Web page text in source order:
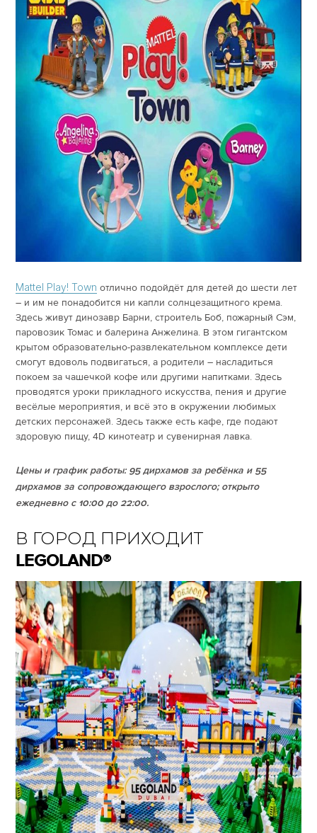
Mattel Play! Town отлично подойдёт для детей до шести лет
– и им не понадобится ни капли солнцезащитного крема.
Здесь живут динозавр Барни, строитель Боб, пожарный Сэм,
паровозик Томас и балерина Анжелина. В этом гигантском
крытом образовательно-развлекательном комплексе дети
смогут вдоволь подвигаться, а родители – насладиться
покоем за чашечкой кофе или другими напитками. Здесь
проводятся уроки прикладного искусства, пения и другие
весёлые мероприятия, и всё это в окружении любимых
детских персонажей. Здесь также есть кафе, где подают
здоровую пищу, 4D кинотеатр и сувенирная лавка.
Цены и график работы: 95 дирхамов за ребёнка и 55
дирхамов за сопровождающего взрослого; открыто
ежедневно с 10:00 до 22:00.
В ГОРОД ПРИХОДИТ
LEGOLAND®